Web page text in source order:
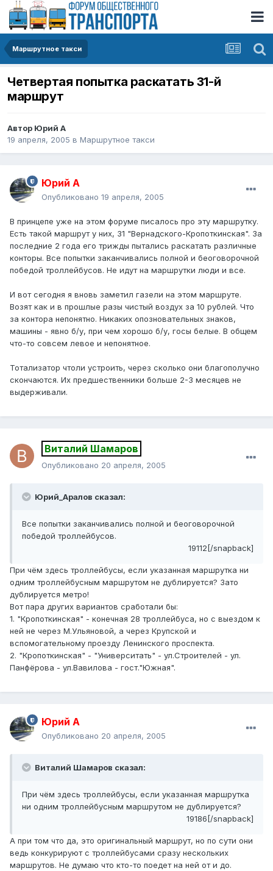
Маршрутное такси
Четвертая попытка раскатать 31-й
маршрут
Автор Юрий А
19 апреля, 2005 в Маршрутное такси
Юрий А
Опубликовано 19 апреля, 2005
В принцепе уже на этом форуме писалось про эту маршрутку.
Есть такой маршрут у них, 31 "Вернадского-Кропоткинская". За
последние 2 года его трижды пытались раскатать различные
конторы. Все попытки заканчивались полной и беоговорочной
победой троллейбусов. Не идут на маршрутки люди и все.
И вот сегодня я вновь заметил газели на этом маршруте.
Возят как и в прошлые разы чистый воздух за 10 рублей. Что
за контора непонятно. Никаких опозновательных знаков,
машины - явно б/у, при чем хорошо б/у, госы белые. В общем
что-то совсем левое и непонятное.
Тотализатор чтоли устроить, через сколько они благополучно
скончаются. Их предшественники больше 2-3 месяцев не
выдерживали.
Виталий Шамаров
Опубликовано 20 апреля, 2005
Юрий_Аралов сказал:
Все попытки заканчивались полной и беоговорочной
победой троллейбусов.
19112[/snapback]
При чём здесь троллейбусы, если указанная маршрутка ни
одним троллейбусным маршрутом не дублируется? Зато
дублируется метро!
Вот пара других вариантов сработали бы:
1. "Кропоткинская" - конечная 28 троллейбуса, но с выездом к
ней не через М.Ульяновой, а через Крупской и
вспомогательному проезду Ленинского проспекта.
2. "Кропоткинская" - "Университать" - ул.Строителей - ул.
Панфёрова - ул.Вавилова - гост."Южная".
Юрий А
Опубликовано 20 апреля, 2005
Виталий Шамаров сказал:
При чём здесь троллейбусы, если указанная маршрутка
ни одним троллейбусным маршрутом не дублируется?
19186[/snapback]
А при том что да, это оригинальный маршрут, но по сути они
ведь конкурируют с троллейбусами сразу нескольких
маршрутов. Не думаю что кто-то поедет на ней от и до.